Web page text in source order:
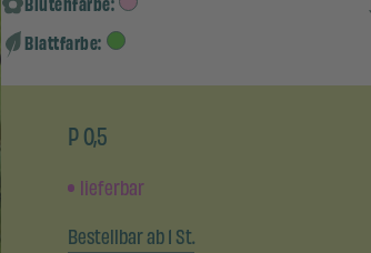
Blattfarbe:
P 0,5
lieferbar
Bestellbar ab 1 St.